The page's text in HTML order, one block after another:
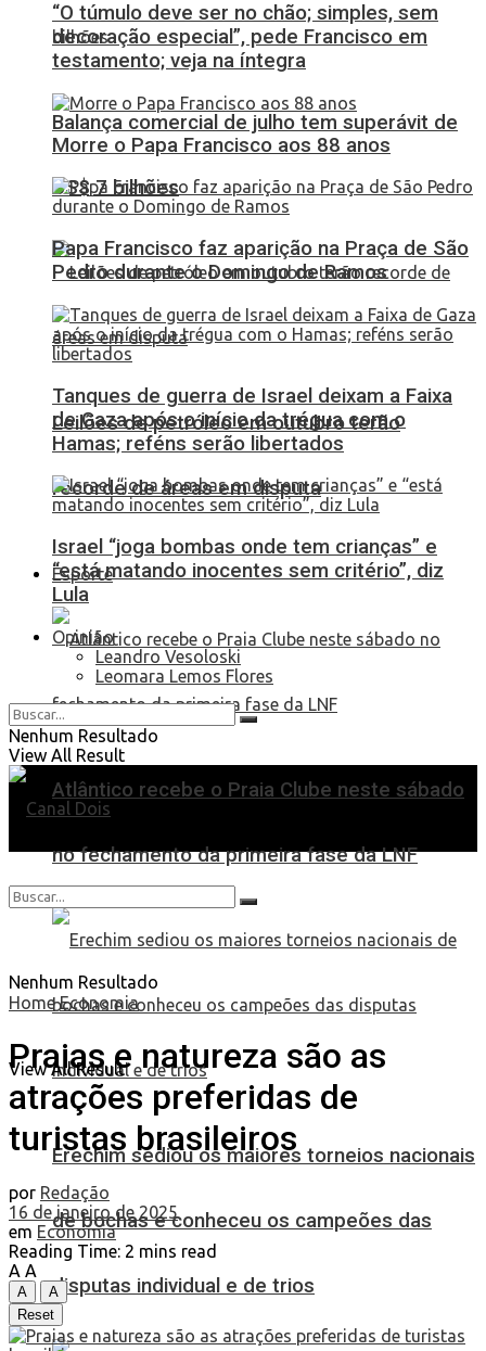
Balança comercial de julho tem superávit de
US$ 7 bilhões
Leilões de petróleo em outubro terão
recorde de áreas em disputa
Esporte
Atlântico recebe o Praia Clube neste sábado
no fechamento da primeira fase da LNF
Erechim sediou os maiores torneios nacionais
de bochas e conheceu os campeões das
disputas individual e de trios
“O túmulo deve ser no chão; simples, sem
decoração especial”, pede Francisco em
testamento; veja na íntegra
Morre o Papa Francisco aos 88 anos
Papa Francisco faz aparição na Praça de São
Pedro durante o Domingo de Ramos
Tanques de guerra de Israel deixam a Faixa
de Gaza após o início da trégua com o
Hamas; reféns serão libertados
Israel “joga bombas onde tem crianças” e
“está matando inocentes sem critério”, diz
Lula
Opinião
Leandro Vesoloski
Leomara Lemos Flores
Nenhum Resultado
View All Result
Nenhum Resultado
View All Result
Home Economia
Praias e natureza são as
atrações preferidas de
turistas brasileiros
por Redação
16 de janeiro de 2025
em Economia
Reading Time: 2 mins read
A A
A
A
Reset